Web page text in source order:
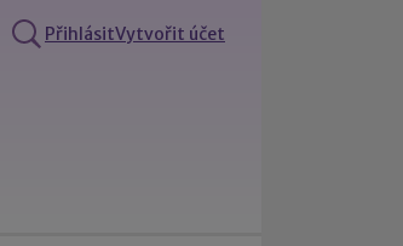
PřihlásitVytvořit účet